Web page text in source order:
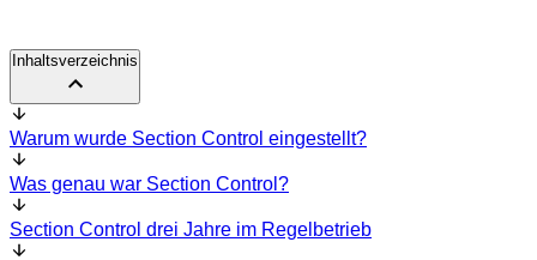
Inhaltsverzeichnis
Warum wurde Section Control eingestellt?
Was genau war Section Control?
Section Control drei Jahre im Regelbetrieb